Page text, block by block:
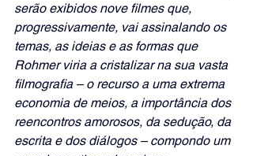
serão exibidos nove filmes que,
progressivamente, vai assinalando os
temas, as ideias e as formas que
Rohmer viria a cristalizar na sua vasta
filmografia – o recurso a uma extrema
economia de meios, a importância dos
reencontros amorosos, da sedução, da
escrita e dos diálogos – compondo um